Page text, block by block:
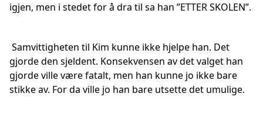
igjen, men i stedet for å dra til sa han ”ETTER SKOLEN”.
Samvittigheten til Kim kunne ikke hjelpe han. Det
gjorde den sjeldent. Konsekvensen av det valget han
gjorde ville være fatalt, men han kunne jo ikke bare
stikke av. For da ville jo han bare utsette det umulige.